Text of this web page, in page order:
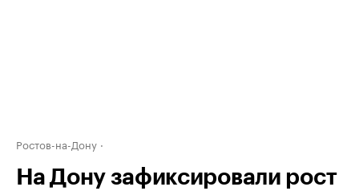
Ростов-на-Дону
На Дону зафиксировали рост